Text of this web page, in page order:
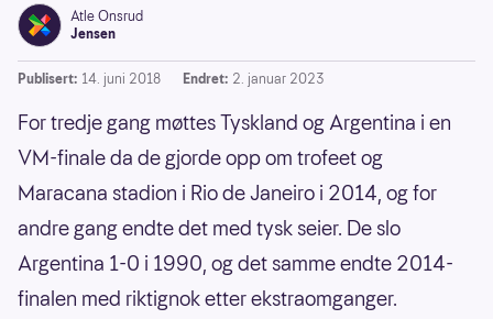
Atle Onsrud
Jensen
Publisert: 14. juni 2018 Endret: 2. januar 2023
For tredje gang møttes Tyskland og Argentina i en
VM-finale da de gjorde opp om trofeet og
Maracana stadion i Rio de Janeiro i 2014, og for
andre gang endte det med tysk seier. De slo
Argentina 1-0 i 1990, og det samme endte 2014-
finalen med riktignok etter ekstraomganger.